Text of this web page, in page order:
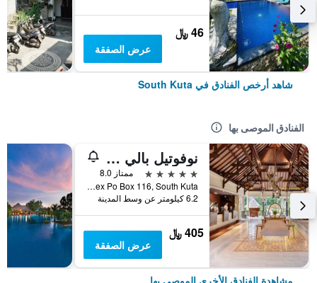
46 ﷼
عرض الصفقة
شاهد أرخص الفنادق في South Kuta
الفنادق الموصى بها
نوفوتيل بالي نوسا دوا
5 نجوم
ممتاز 8.0
Jl Pantai Mengiat Btdc Complex Po Box 116, South Kuta, إندونيسيا
6.2 كيلومتر عن وسط المدينة
405 ﷼
عرض الصفقة
مشاهدة الفنادق الأخرى الموصى بها